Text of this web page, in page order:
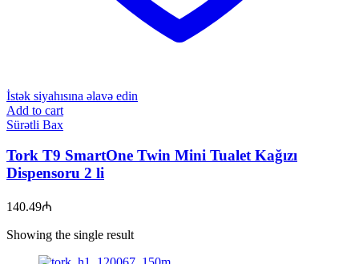
İstək siyahısına əlavə edin
Add to cart
Sürətli Bax
Tork T9 SmartOne Twin Mini Tualet Kağızı
Dispensoru 2 li
140.49₼
Showing the single result